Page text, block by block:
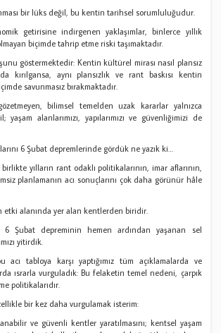
bir lüks değil, bu kentin tarihsel sorumluluğudur.
getirisine indirgenen yaklaşımlar, binlerce yıllık
biçimde tahrip etme riski taşımaktadır.
göstermektedir: Kentin kültürel mirası nasıl plansız
kırılgansa, aynı plansızlık ve rant baskısı kentin
savunmasız bırakmaktadır.
bilimsel temelden uzak kararlar yalnızca
alanlarımızı, yapılarımızı ve güvenliğimizi de
6 Şubat depremlerinde gördük ne yazık ki…
yılların rant odaklı politikalarının, imar aflarının,
planlamanın acı sonuçlarını çok daha görünür hâle
etki alanında yer alan kentlerden biridir.
6 Şubat depreminin hemen ardından yaşanan sel
yitirdik.
acı tabloya karşı yaptığımız tüm açıklamalarda ve
ısrarla vurguladık: Bu felaketin temel nedeni, çarpık
politikalarıdır.
bir kez daha vurgulamak isterim:
ve güvenli kentler yaratılmasını; kentsel yaşam